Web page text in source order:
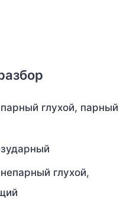
глухой, парный
глухой,